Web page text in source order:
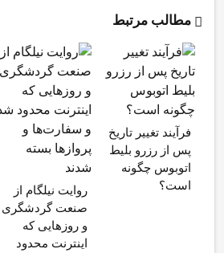
مطالب مرتبط
فرآیند تغییر تاریخ
پس از رزرو بلیط
اتوبوس چگونه
است؟
روایت نیلگام از
صنعت گردشگری
و روزهایی که
اینترنت محدود